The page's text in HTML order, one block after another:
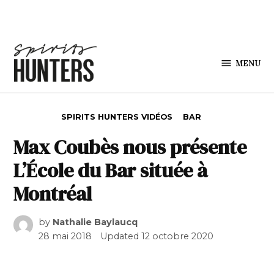
MENU
SPIRITS HUNTERS VIDÉOS BAR
Max Coubès nous présente
L’École du Bar située à
Montréal
by Nathalie Baylaucq
28 mai 2018
Updated12 octobre 2020